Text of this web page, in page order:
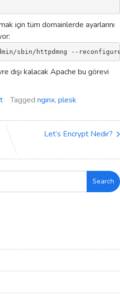
için tüm domainlerde ayarlarını
sbin/httpdmng --
dışı kalacak Apache bu görevi
Tagged nginx, plesk
Let’s Encrypt Nedir?
Search